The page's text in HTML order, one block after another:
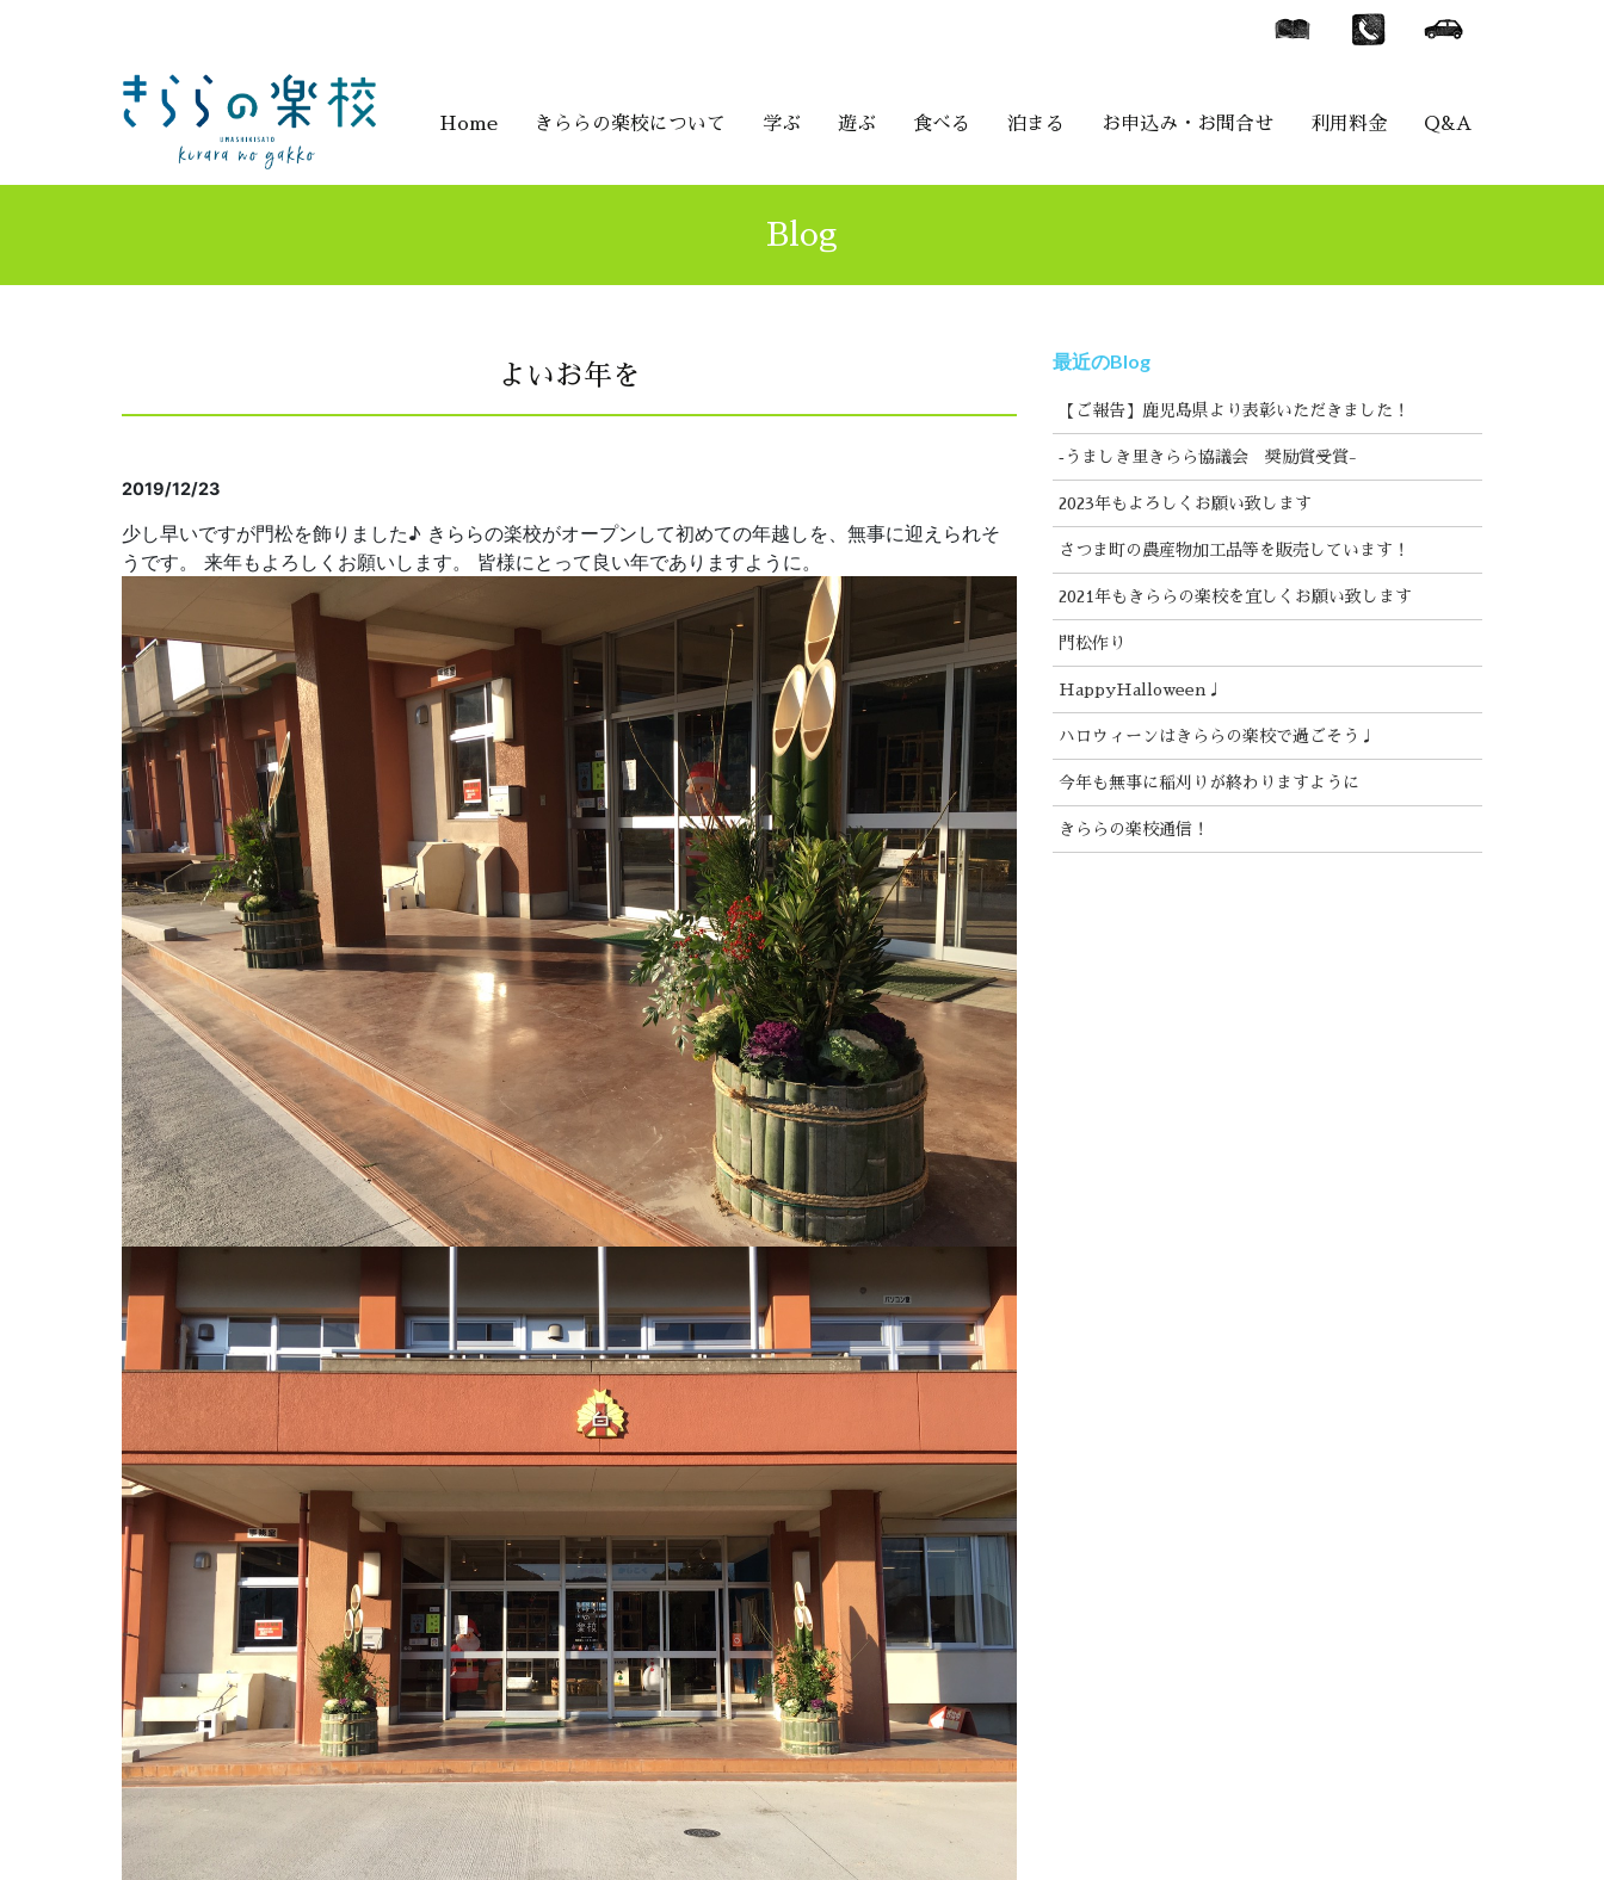
Home きららの楽校について 学ぶ 遊ぶ 食べる 泊まる お申込み・お問合せ 利用料金 Q&A
Blog
よいお年を
2019/12/23
少し早いですが門松を飾りました♪ きららの楽校がオープンして初めての年越しを、無事に迎えられそ
うです。 来年もよろしくお願いします。 皆様にとって良い年でありますように。
最近のBlog
【ご報告】鹿児島県より表彰いただきました！
‐うましき里きらら協議会 奨励賞受賞-
2023年もよろしくお願い致します
さつま町の農産物加工品等を販売しています！
2021年もきららの楽校を宜しくお願い致します
門松作り
HappyHalloween♩
ハロウィーンはきららの楽校で過ごそう♩
今年も無事に稲刈りが終わりますように
きららの楽校通信！